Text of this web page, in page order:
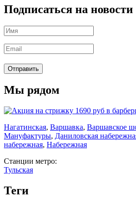
Подписаться на новости
Мы рядом
Нагатинская, Варшавка, Варшавское
Мануфактуры, Даниловская
набережная, Набережная
Станции метро:
Тульская
Теги